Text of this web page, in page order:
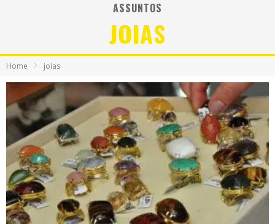
Em abril, Boulevard Shopping BH realiza sorteio de TVs 4K
ASSUNTOS
JOIAS
Home joias